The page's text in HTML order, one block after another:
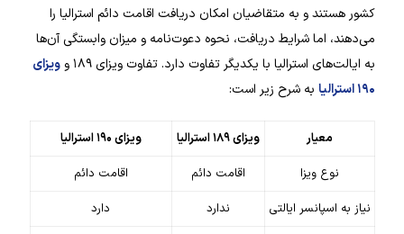
کشور هستند و به متقاضیان امکان دریافت اقامت دائم استرالیا را
می‌دهند، اما شرایط دریافت، نحوه دعوت‌نامه و میزان وابستگی آن‌ها
به ایالت‌های استرالیا با یکدیگر تفاوت دارد. تفاوت ویزای ۱۸۹ و
ویزای
۱۹۰ استرالیا
به شرح زیر است:
معیار ویزای ۱۸۹ استرالیا
ویزای ۱۹۰ استرالیا
نوع ویزا
اقامت دائم
اقامت دائم
نیاز به اسپانسر ایالتی
ندارد
دارد